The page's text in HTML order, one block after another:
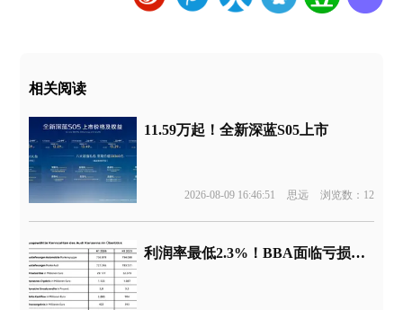
相关阅读
11.59万起！全新深蓝S05上市
2026-08-09 16:46:51 思远 浏览数：12
利润率最低2.3%！BBA面临亏损边缘